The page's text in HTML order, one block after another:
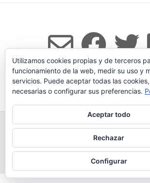
Tema:Voguede Kaira
TODOS LOS PRODUCTOS LEGADO
GANADERÍA PROPIA
CONDICIONES DE
AVISO LEGAL Y POLÍTICA DE PRIVACIDAD
MÁS INFORMACIÓN SOBRE LAS COOKIES
Utilizamos cookies propias y de terceros
funcionamiento de la web, medir su uso y
servicios. Puede aceptar todas las
necesarias o configurar sus preferencias.
Aceptar todo
Rechazar
Configurar